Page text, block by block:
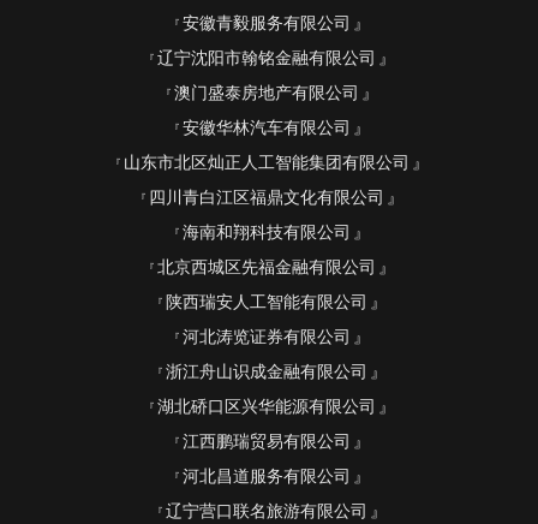
安徽青毅服务有限公司
辽宁沈阳市翰铭金融有限公司
澳门盛泰房地产有限公司
安徽华林汽车有限公司
山东市北区灿正人工智能集团有限公司
四川青白江区福鼎文化有限公司
海南和翔科技有限公司
北京西城区先福金融有限公司
陕西瑞安人工智能有限公司
河北涛览证券有限公司
浙江舟山识成金融有限公司
湖北硚口区兴华能源有限公司
江西鹏瑞贸易有限公司
河北昌道服务有限公司
辽宁营口联名旅游有限公司